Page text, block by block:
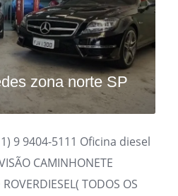
zona norte SP
9 9404-5111 Oficina diesel
CAMINHONETE
TODOS OS